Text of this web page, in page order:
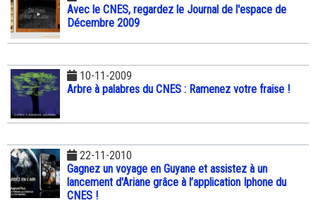
Avec le CNES, regardez le Journal de l'espace de
Décembre 2009
10-11-2009
Arbre à palabres du CNES : Ramenez votre fraise !
22-11-2010
Gagnez un voyage en Guyane et assistez à un
lancement d'Ariane grâce à l’application Iphone du
CNES !